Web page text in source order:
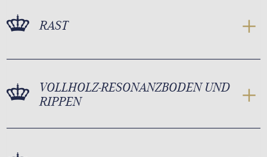
RAST
VOLLHOLZ-RESONANZBODEN UND
RIPPEN